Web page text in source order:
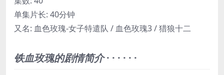
单集片长: 40分钟
又名: 血色玫瑰-女子特遣队 / 血色玫瑰3 / 猎狼十二
铁血玫瑰的剧情简介· · · · · ·